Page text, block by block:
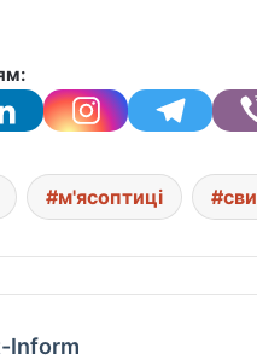
м'ясоптиці
Inform